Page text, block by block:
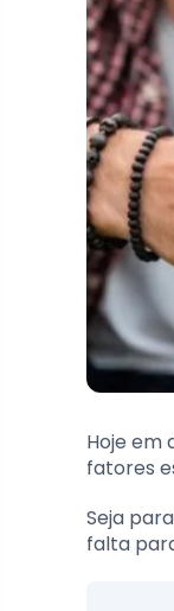
Hoje em
fatores
Seja
falta